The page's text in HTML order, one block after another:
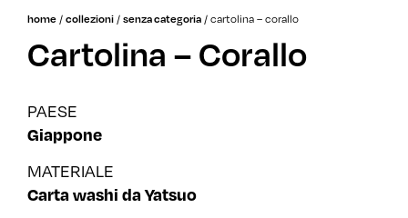
home / collezioni / senza categoria /cartolina – corallo
Cartolina – Corallo
PAESE
Giappone
MATERIALE
Carta washi da Yatsuo